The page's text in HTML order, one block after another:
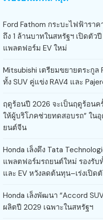
Ford Fathom กระบะไฟฟ้าราค
ถึง 1 ล้านบาทในสหรัฐฯ เปิดตัว
แพลตฟอร์ม EV ใหม่
Mitsubishi เตรียมขยายตระกูล
ทั้ง SUV คู่แข่ง RAV4 และ
ฤดูร้อนปี 2026 จะเป็นฤดูร้อนค
ให้ผู้บริโภคช่วยทดสอบรถ” ใน
ยนต์จีน
Honda เล็งดึง Tata
แพลตฟอร์มรถยนต์ใหม่ รองรับทั้
และ EV หวังลดต้นทุน–เร่งเปิด
Honda เล็งพัฒนา “Accord
ผลิตปี 2029 เฉพาะในสหรัฐฯ